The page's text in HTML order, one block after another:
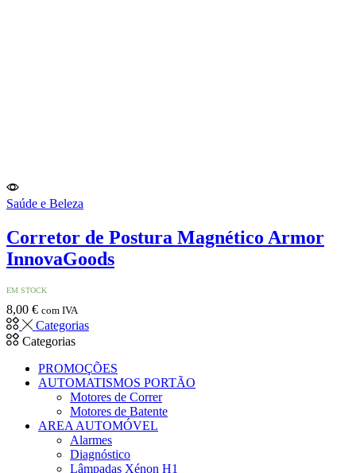
Saúde e Beleza
Corretor de Postura Magnético Armor
InnovaGoods
EM STOCK
8,00 € com IVA
Categorias
Categorias
PROMOÇÕES
AUTOMATISMOS PORTÃO
Motores de Correr
Motores de Batente
AREA AUTOMÓVEL
Alarmes
Diagnóstico
Lâmpadas Xénon H1